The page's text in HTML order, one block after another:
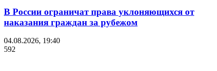
В России ограничат права уклоняющихся от
наказания граждан за рубежом
04.08.2026, 19:40
592